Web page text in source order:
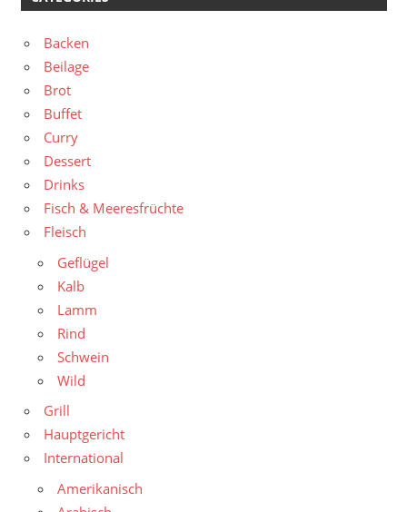
Backen
Beilage
Brot
Buffet
Curry
Dessert
Drinks
Fisch & Meeresfrüchte
Fleisch
Geflügel
Kalb
Lamm
Rind
Schwein
Wild
Grill
Hauptgericht
International
Amerikanisch